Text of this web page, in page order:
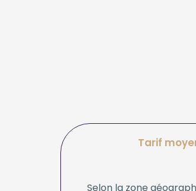
Tarif
Selon la zone